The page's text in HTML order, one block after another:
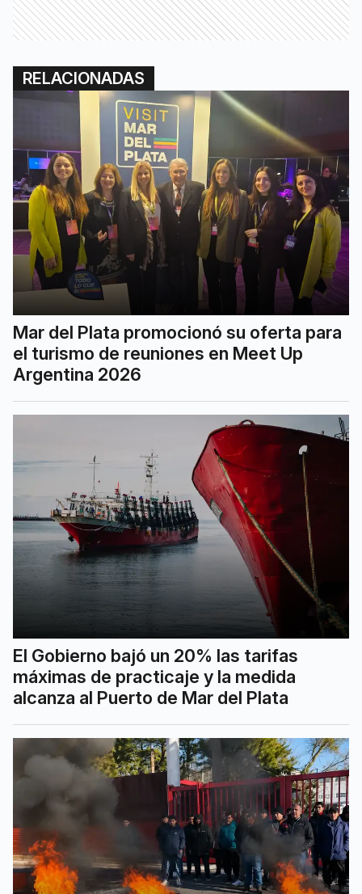
RELACIONADAS
Mar del Plata promocionó su oferta para
el turismo de reuniones en Meet Up
Argentina 2026
El Gobierno bajó un 20% las tarifas
máximas de practicaje y la medida
alcanza al Puerto de Mar del Plata